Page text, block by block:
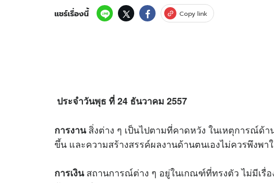
เช็กข่าวชัวร์
สงวนลิขสิทธิ์ © บริษัท อิมเมจ ฟิวเจอร์ (ประเทศไทย) จำกัด
แชร์เรื่องนี้ Copy link
ประจำวันพุธ ที่ 24 ธันวาคม 2557
การงานสิ่งต่าง ๆ เป็นไปตามที่คาดหวัง ในเหตุการณ์ด้
ขึ้น และความสร้างสรรค์ผลงานด้านตนเองไม่ควรพึงพา
การเงินสถานการณ์ต่าง ๆ อยู่ในเกณฑ์ที่ทรงตัว ไม่มีเรื่อ